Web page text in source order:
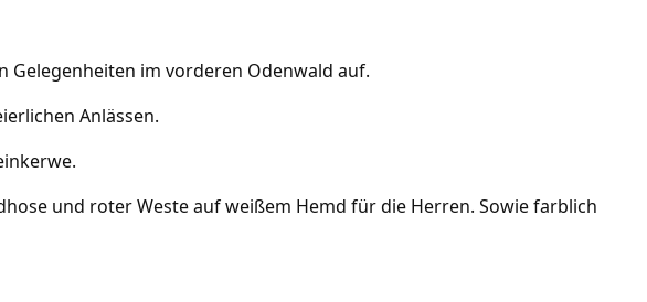
Gelegenheiten im vorderen Odenwald auf.
Anlässen.
und roter Weste auf weißem Hemd für die Herren. Sowie farblich